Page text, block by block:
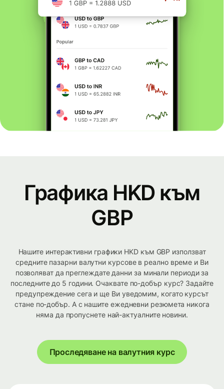
Графика HKD към
GBP
Нашите интерактивни графики HKD към GBP използват
средните пазарни валутни курсове в реално време и Ви
позволяват да преглеждате данни за минали периоди за
последните до 5 години. Очаквате по-добър курс? Задайте
предупреждение сега и ще Ви уведомим, когато курсът
стане по-добър. А с нашите ежедневни резюмета никога
няма да пропуснете най-актуалните новини.
Проследяване на валутния курс